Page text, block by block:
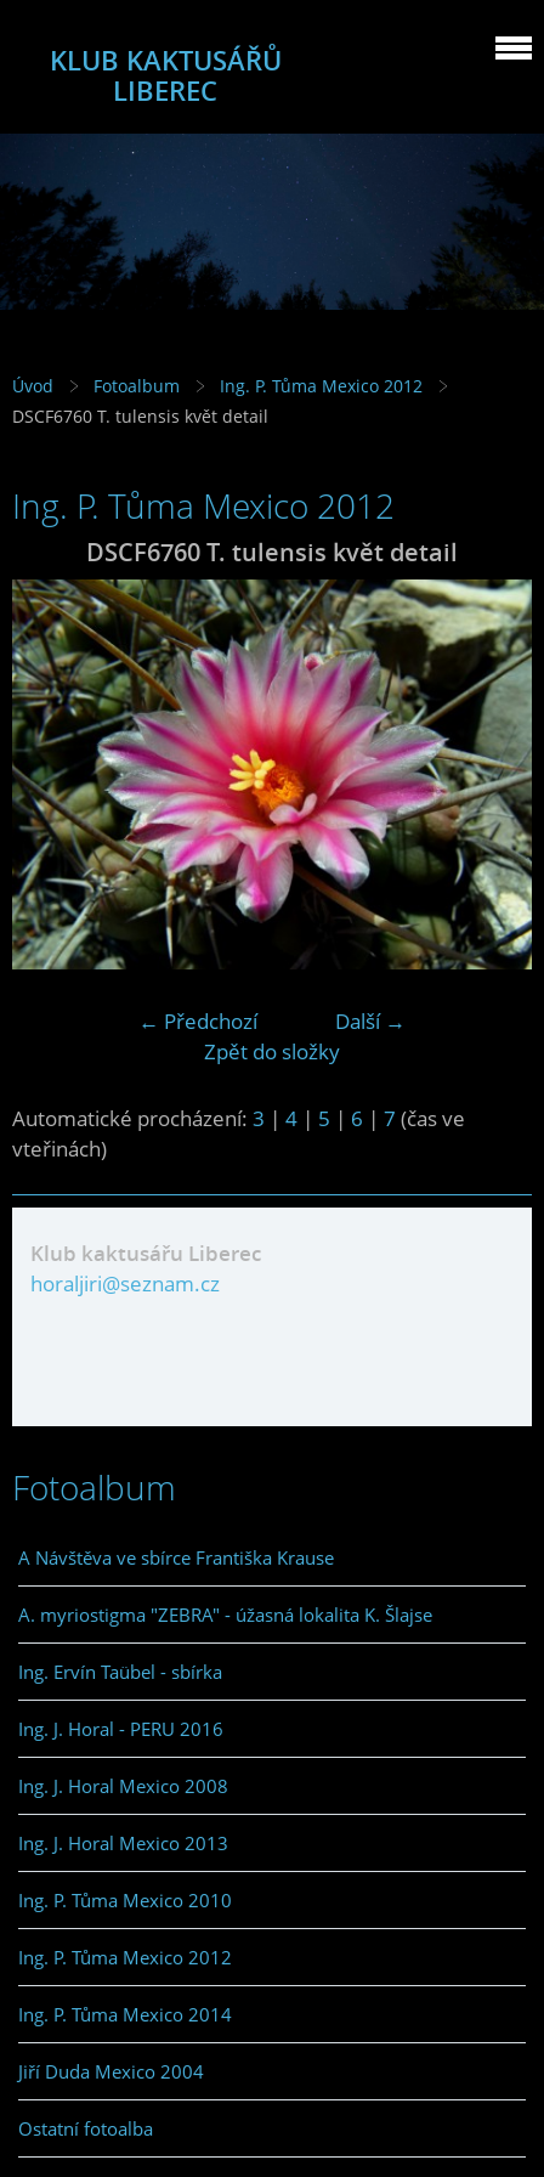
KLUB KAKTUSÁŘŮ
LIBEREC
Úvod Fotoalbum
Ing. P. Tůma Mexico 2012
DSCF6760 T. tulensis květ detail
Ing. P. Tůma Mexico 2012
DSCF6760 T. tulensis květ detail
← Předchozí
Další →
Zpět do složky
Automatické procházení: 3 | 4 | 5 | 6 | 7 (čas ve
vteřinách)
Klub kaktusářu Liberec
horaljiri@seznam.cz
Fotoalbum
A Návštěva ve sbírce Františka Krause
A. myriostigma "ZEBRA" - úžasná lokalita K. Šlajse
Ing. Ervín Taübel - sbírka
Ing. J. Horal - PERU 2016
Ing. J. Horal Mexico 2008
Ing. J. Horal Mexico 2013
Ing. P. Tůma Mexico 2010
Ing. P. Tůma Mexico 2012
Ing. P. Tůma Mexico 2014
Jiří Duda Mexico 2004
Ostatní fotoalba